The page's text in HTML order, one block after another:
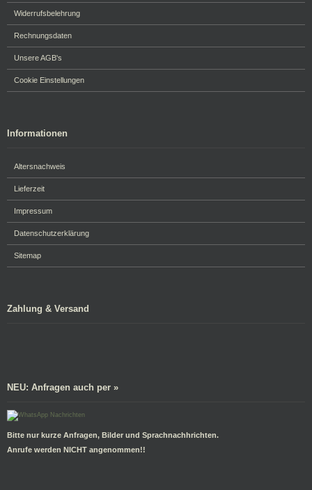
Widerrufsbelehrung
Rechnungsdaten
Unsere AGB's
Cookie Einstellungen
Informationen
Altersnachweis
Lieferzeit
Impressum
Datenschutzerklärung
Sitemap
Zahlung & Versand
NEU: Anfragen auch per »
Bitte nur kurze Anfragen, Bilder und Sprachnachhrichten.
Anrufe werden NICHT angenommen!!